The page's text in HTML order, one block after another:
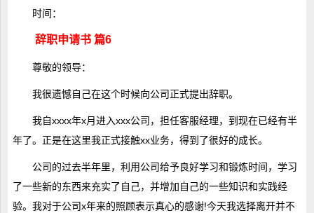
时间：
辞职申请书 篇6
尊敬的领导：
我很遗憾自己在这个时候向公司正式提出辞职。
我自xxxx年x月进入xxx公司，担任客服经理，到现在已经有半
年了。正是在这里我正式接触xx业务，得到了很好的成长。
公司的过去半年里，利用公司给予良好学习和锻炼时间，学习
了一些新的东西来充实了自己，并增加自己的一些知识和实践经
验。我对于公司x年来的照顾表示真心的感谢!今天我选择离开并不